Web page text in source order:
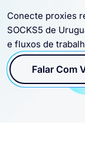
Conecte proxies
SOCKS5 de
e fluxos de
Falar Com